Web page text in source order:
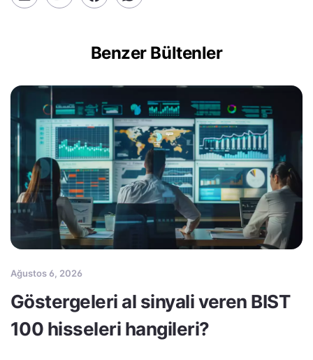
Benzer Bültenler
Ağustos 6, 2026
Göstergeleri al sinyali veren BIST
100 hisseleri hangileri?